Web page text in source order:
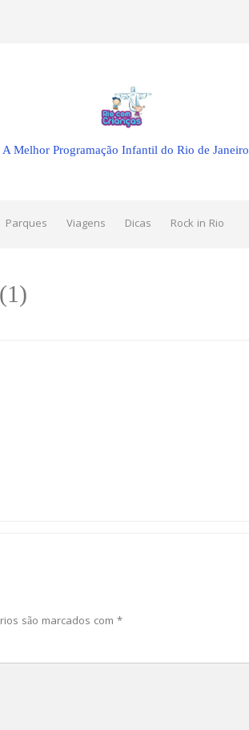
A Melhor Programação Infantil do Rio de Janeiro
Parques Viagens Dicas Rock in Rio
são marcados com *